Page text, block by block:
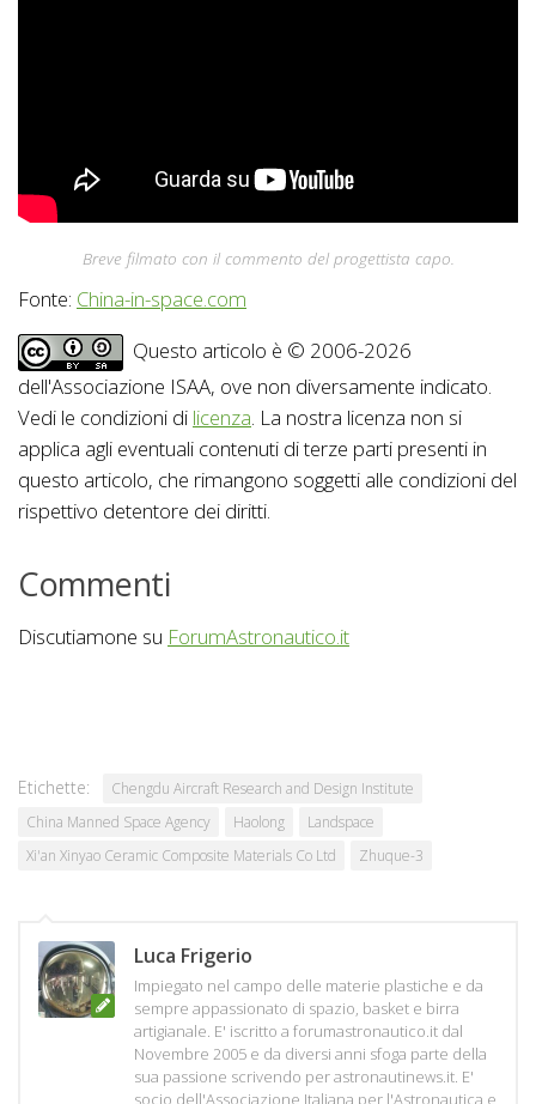
Breve filmato con il commento del progettista capo.
Fonte: China-in-space.com
Questo articolo è © 2006-2026
dell'Associazione ISAA, ove non diversamente indicato.
Vedi le condizioni di licenza. La nostra licenza non si
applica agli eventuali contenuti di terze parti presenti in
questo articolo, che rimangono soggetti alle condizioni del
rispettivo detentore dei diritti.
Commenti
Discutiamone su ForumAstronautico.it
Etichette:
Chengdu Aircraft Research and Design Institute
China Manned Space Agency
Haolong
Landspace
Xi'an Xinyao Ceramic Composite Materials Co Ltd
Zhuque-3
Luca Frigerio
Impiegato nel campo delle materie plastiche e da
sempre appassionato di spazio, basket e birra
artigianale. E' iscritto a forumastronautico.it dal
Novembre 2005 e da diversi anni sfoga parte della
sua passione scrivendo per astronautinews.it. E'
socio dell'Associazione Italiana per l'Astronautica e